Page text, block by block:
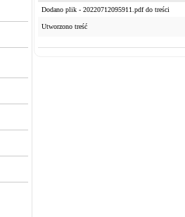
Dodano plik - 20220712095911.pdf do treści
Utworzono treść